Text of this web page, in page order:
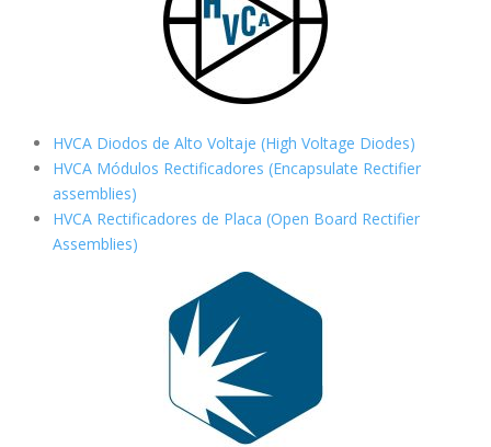
HVCA Diodos de Alto Voltaje (High Voltage Diodes)
HVCA Módulos Rectificadores (Encapsulate Rectifier
assemblies)
HVCA Rectificadores de Placa (Open Board Rectifier
Assemblies)